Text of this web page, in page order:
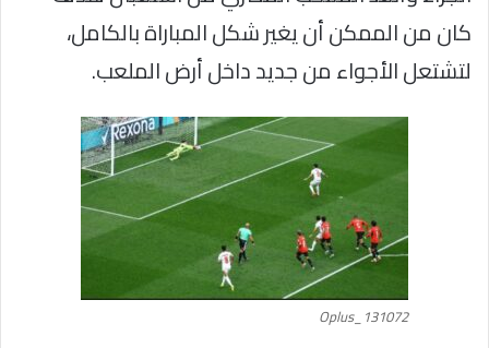
كان من الممكن أن يغير شكل المباراة بالكامل،
لتشتعل الأجواء من جديد داخل أرض الملعب.
Oplus_131072